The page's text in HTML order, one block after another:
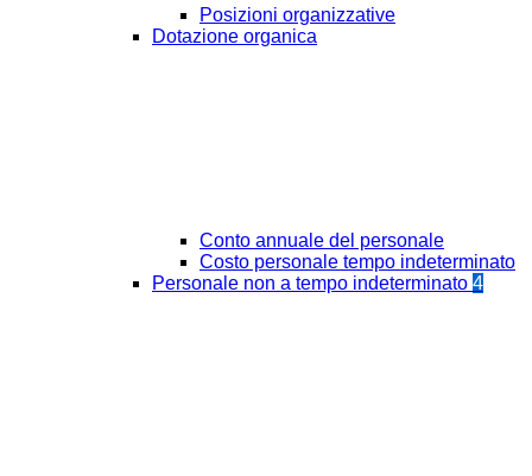
Posizioni organizzative
Dotazione organica
Conto annuale del personale
Costo personale tempo indeterminato
Personale non a tempo indeterminato 4